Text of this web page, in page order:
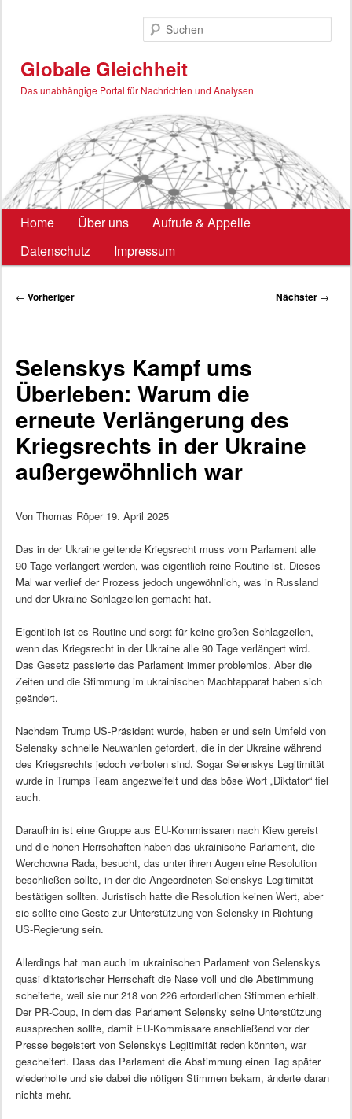
Globale Gleichheit
Das unabhängige Portal für Nachrichten und Analysen
Hauptmenü
Home Über uns
Aufrufe & Appelle
Datenschutz
Impressum
Beitragsnavigation
← Vorheriger Nächster →
Selenskys Kampf ums
Überleben: Warum die
erneute Verlängerung des
Kriegsrechts in der Ukraine
außergewöhnlich war
Von Thomas Röper 19. April 2025
Das in der Ukraine geltende Kriegsrecht muss vom Parlament alle
90 Tage verlängert werden, was eigentlich reine Routine ist. Dieses
Mal war verlief der Prozess jedoch ungewöhnlich, was in Russland
und der Ukraine Schlagzeilen gemacht hat.
Eigentlich ist es Routine und sorgt für keine großen Schlagzeilen,
wenn das Kriegsrecht in der Ukraine alle 90 Tage verlängert wird.
Das Gesetz passierte das Parlament immer problemlos. Aber die
Zeiten und die Stimmung im ukrainischen Machtapparat haben sich
geändert.
Nachdem Trump US-Präsident wurde, haben er und sein Umfeld von
Selensky schnelle Neuwahlen gefordert, die in der Ukraine während
des Kriegsrechts jedoch verboten sind. Sogar Selenskys Legitimität
wurde in Trumps Team angezweifelt und das böse Wort „Diktator“ fiel
auch.
Daraufhin ist eine Gruppe aus EU-Kommissaren nach Kiew gereist
und die hohen Herrschaften haben das ukrainische Parlament, die
Werchowna Rada, besucht, das unter ihren Augen eine Resolution
beschließen sollte, in der die Angeordneten Selenskys Legitimität
bestätigen sollten. Juristisch hatte die Resolution keinen Wert, aber
sie sollte eine Geste zur Unterstützung von Selensky in Richtung
US-Regierung sein.
Allerdings hat man auch im ukrainischen Parlament von Selenskys
quasi diktatorischer Herrschaft die Nase voll und die Abstimmung
scheiterte, weil sie nur 218 von 226 erforderlichen Stimmen erhielt.
Der PR-Coup, in dem das Parlament Selensky seine Unterstützung
aussprechen sollte, damit EU-Kommissare anschließend vor der
Presse begeistert von Selenskys Legitimität reden könnten, war
gescheitert. Dass das Parlament die Abstimmung einen Tag später
wiederholte und sie dabei die nötigen Stimmen bekam, änderte daran
nichts mehr.